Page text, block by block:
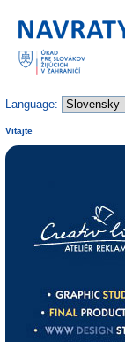
Domovská stránka
Language:
Vitajte